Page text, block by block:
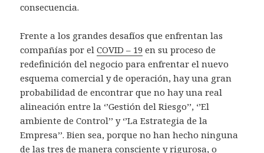
consecuencia.
Frente a los grandes desafíos que enfrentan las
compañías por elCOVID – 19 en su proceso de
redefinición del negocio para enfrentar el nuevo
esquema comercial y de operación, hay una gran
probabilidad de encontrar que no hay una real
alineación entre la ‘’Gestión del Riesgo’’, ‘’El
ambiente de Control’’ y ‘’La Estrategia de la
Empresa’’. Bien sea, porque no han hecho ninguna
de las tres de manera consciente y rigurosa, o